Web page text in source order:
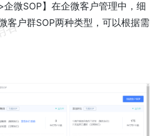
微SOP】在企微客户管理中，细
客户群SOP两种类型，可以根据需